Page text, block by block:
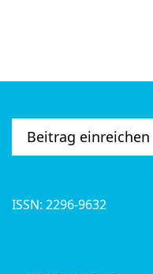
Beitrag einreichen
ISSN: 2296-9632